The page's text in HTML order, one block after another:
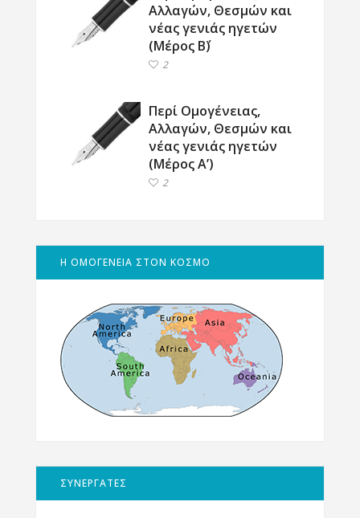
Αλλαγών, Θεσμών και
νέας γενιάς ηγετών
(Μέρος Β΄)
2
Περί Ομογένειας,
Αλλαγών, Θεσμών και
νέας γενιάς ηγετών
(Μέρος Α’)
2
Η ΟΜΟΓΕΝΕΙΑ ΣΤΟΝ ΚΟΣΜΟ
ΣΥΝΕΡΓΑΤΕΣ